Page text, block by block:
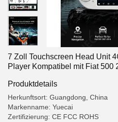
7 Zoll Touchscreen Head Unit
Player Kompatibel mit Fiat 500
Produktdetails
Herkunftsort: Guangdong, China
Markenname: Yuecai
Zertifizierung: CE FCC ROHS